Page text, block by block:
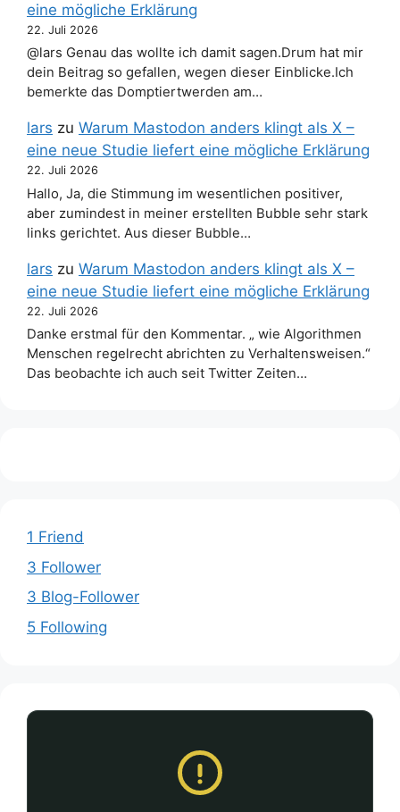
eine mögliche Erklärung
22. Juli 2026
@lars Genau das wollte ich damit sagen.Drum hat mir
dein Beitrag so gefallen, wegen dieser Einblicke.Ich
bemerkte das Domptiertwerden am…
lars zu Warum Mastodon anders klingt als X –
eine neue Studie liefert eine mögliche Erklärung
22. Juli 2026
Hallo, Ja, die Stimmung im wesentlichen positiver,
aber zumindest in meiner erstellten Bubble sehr stark
links gerichtet. Aus dieser Bubble…
lars zu Warum Mastodon anders klingt als X –
eine neue Studie liefert eine mögliche Erklärung
22. Juli 2026
Danke erstmal für den Kommentar. „ wie Algorithmen
Menschen regelrecht abrichten zu Verhaltensweisen.“
Das beobachte ich auch seit Twitter Zeiten…
1 Friend
3 Follower
3 Blog-Follower
5 Following